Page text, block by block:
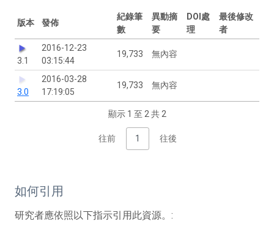
版本 發佈
紀錄筆
數
異動摘
要
DOI處
理
最後修改
者
3.1
2016-12-23
03:15:44
19,733 無內容
3.0
2016-03-28
17:19:05
19,733 無內容
顯示 1 至 2 共 2
往前 1 往後
如何引用
研究者應依照以下指示引用此資源。: